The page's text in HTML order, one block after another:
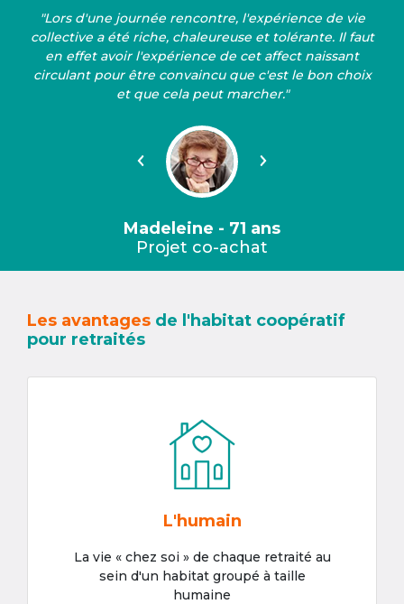
"Lors d'une journée rencontre, l'expérience de vie
collective a été riche, chaleureuse et tolérante. Il faut
en effet avoir l'expérience de cet affect naissant
circulant pour être convaincu que c'est le bon choix
et que cela peut marcher."
Précédent Suivant
Madeleine - 71 ans
Projet co-achat
Les avantages de l'habitat coopératif
pour retraités
L'humain
La vie « chez soi » de chaque retraité au
sein d'un habitat groupé à taille
humaine